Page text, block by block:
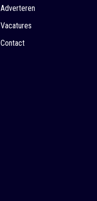
Adverteren
Vacatures
Contact